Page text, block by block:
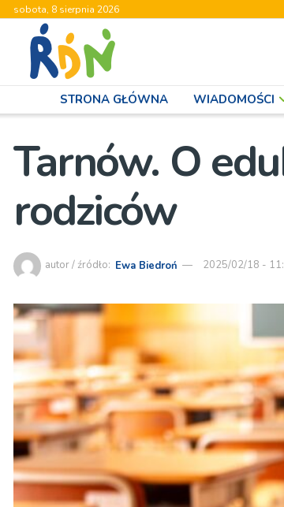
sobota, 8 sierpnia 2026
STRONA GŁÓWNA WIADOMOŚCI
Tarnów. O
rodziców
autor / źródło: Ewa Biedroń 2025/02/18 -